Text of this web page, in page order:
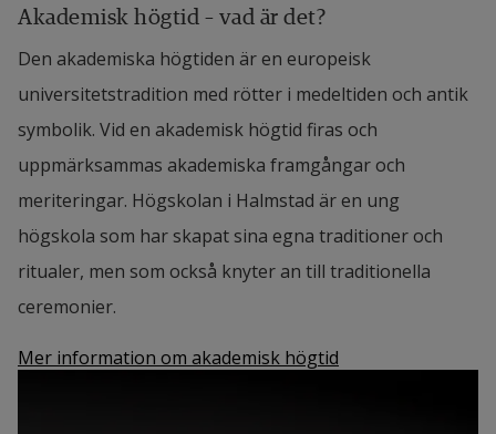
Akademisk högtid – vad är det?
Den akademiska högtiden är en europeisk
universitetstradition med rötter i medeltiden och antik
symbolik. Vid en akademisk högtid firas och
uppmärksammas akademiska framgångar och
meriteringar. Högskolan i Halmstad är en ung
högskola som har skapat sina egna traditioner och
ritualer, men som också knyter an till traditionella
ceremonier.
Mer information om akademisk högtid